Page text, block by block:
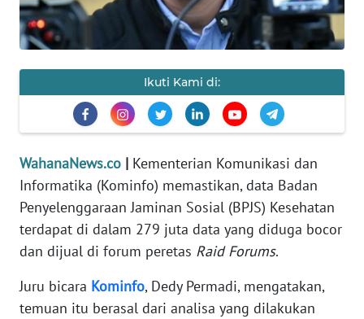
Ikuti Kami di:
WahanaNews.co | Kementerian Komunikasi dan
Informatika (Kominfo) memastikan, data Badan
Penyelenggaraan Jaminan Sosial (BPJS) Kesehatan
terdapat di dalam 279 juta data yang diduga bocor
dan dijual di forum peretas Raid Forums.
Juru bicara Kominfo, Dedy Permadi, mengatakan,
temuan itu berasal dari analisa yang dilakukan
SERBA-SERBI
OLAHRAGA
EDITORIAL
Informasi
BERITA